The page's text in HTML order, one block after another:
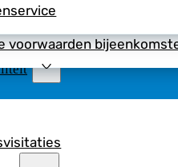
voorwaarden
8.30 - 17.00 uur